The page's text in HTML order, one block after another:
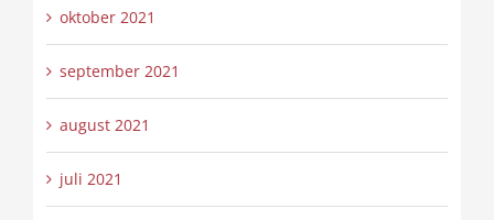
oktober 2021
september 2021
august 2021
juli 2021